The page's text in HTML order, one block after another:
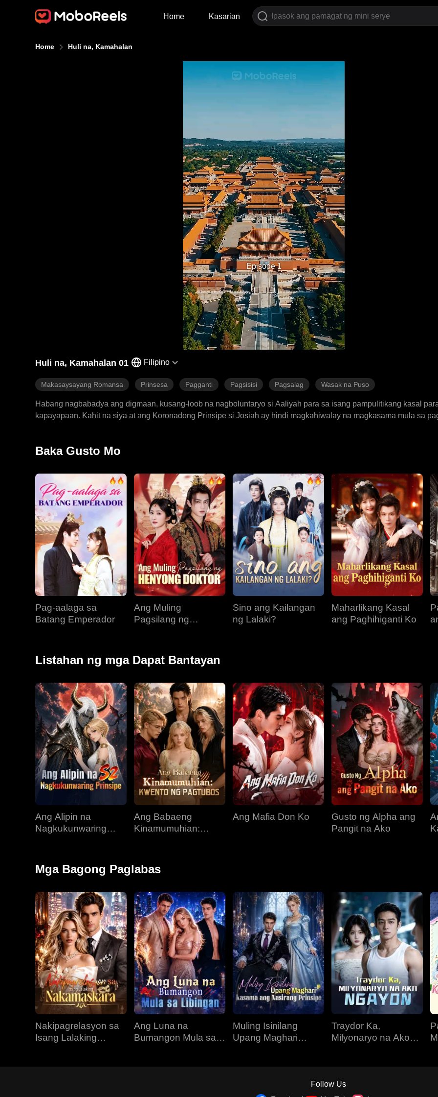
Home Kasarian
Home Huli na, Kamahalan
Episode 1
Huli na, Kamahalan 01 Filipino
Makasaysayang Romansa Prinsesa Pagganti Pagsisisi Pagsalag Wasak na Puso
Habang nagbabadya ang digmaan, kusang-loob na nagboluntaryo si Aaliyah para sa isang pampulitikang kasal
kapayapaan. Kahit na siya at ang Koronadong Prinsipe si Josiah ay hindi magkahiwalay na magkasama mula sa
loob ng pitong araw. Gayunpaman, si Josiah, na naniniwalang hindi siya kailanman aalis, ay walang alam tungkol
Baka Gusto Mo
Pag-aalaga sa
Batang Emperador
Ang Muling
Pagsilang ng
Sino ang Kailangan
ng Lalaki?
Maharlikang Kasal
ang Paghihiganti Ko
Listahan ng mga Dapat Bantayan
Ang Alipin na
Nagkukunwaring
Ang Babaeng
Kinamumuhian:
Ang Mafia Don Ko
Gusto ng Alpha ang
Pangit na Ako
Mga Bagong Paglabas
Nakipagrelasyon sa
Isang Lalaking
Ang Luna na
Bumangon Mula sa
Muling Isinilang
Upang Maghari
Traydor Ka,
Milyonaryo na Ako
Follow Us